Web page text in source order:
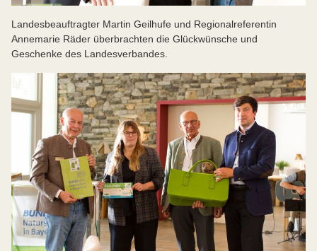
Landesbeauftragter Martin Geilhufe und Regionalreferentin
Annemarie Räder überbrachten die Glückwünsche und
Geschenke des Landesverbandes.